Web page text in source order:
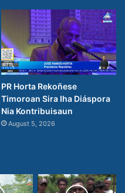
PR Horta Rekoñese
Timoroan Sira Iha Diáspora
Nia Kontribuisaun
August 5, 2026